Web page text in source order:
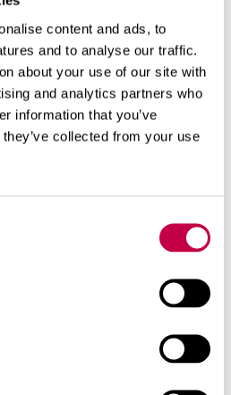
content and ads, to
and to analyse our traffic.
about your use of our site with
and analytics partners who
information that you’ve
collected from your use
liittyviä tuotteita